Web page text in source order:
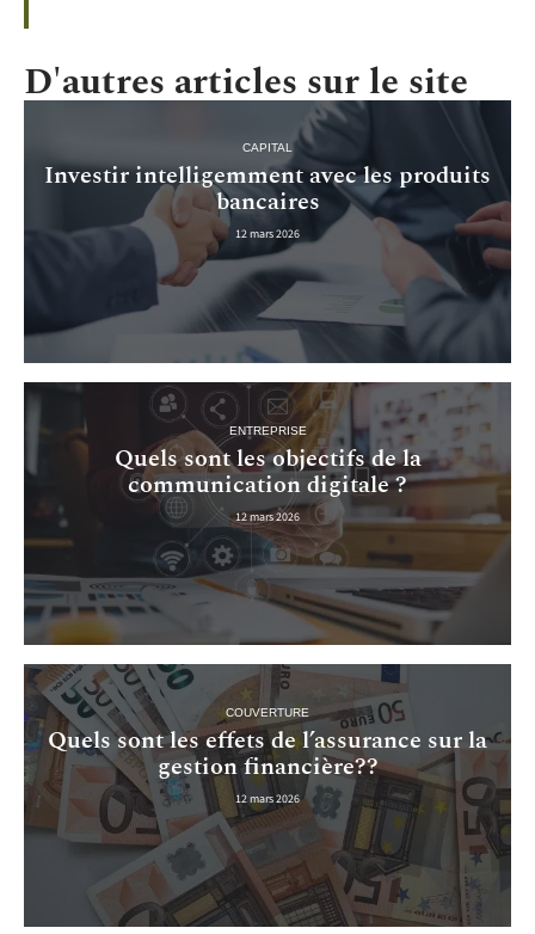
D'autres articles sur le site
CAPITAL
Investir intelligemment avec les produits
bancaires
12 mars 2026
ENTREPRISE
Quels sont les objectifs de la
communication digitale ?
12 mars 2026
COUVERTURE
Quels sont les effets de l’assurance sur la
gestion financière??
12 mars 2026